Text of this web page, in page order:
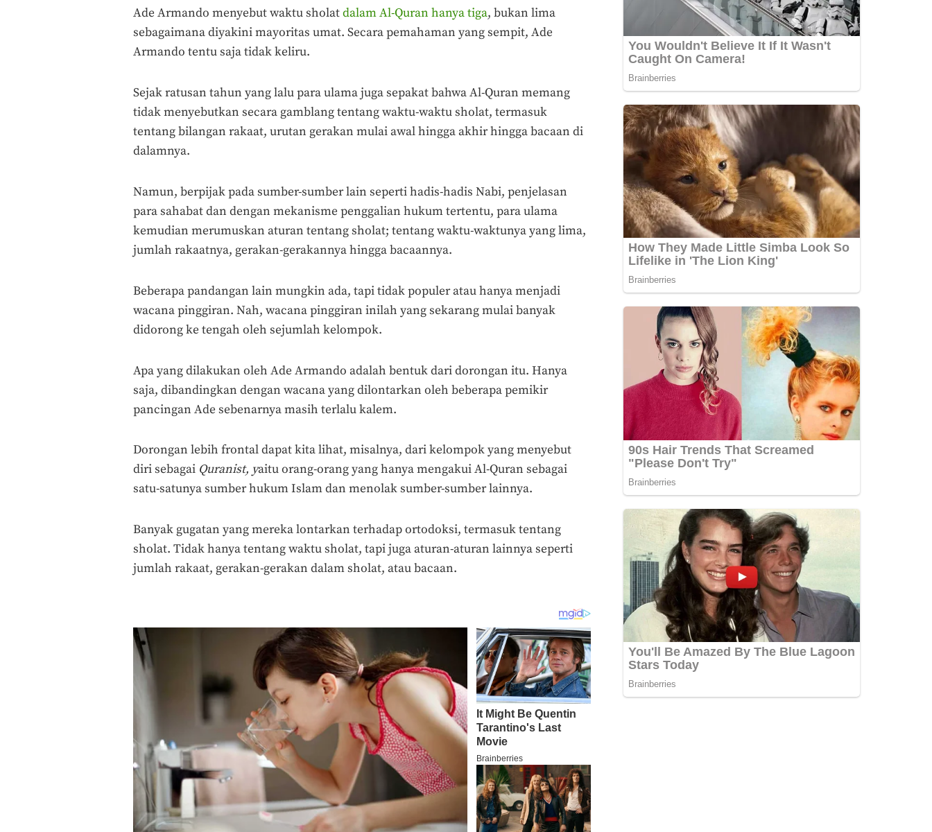
Ade Armando menyebut waktu sholatdalam Al-Quran hanya tiga, bukan lima
sebagaimana diyakini mayoritas umat. Secara pemahaman yang sempit, Ade
Armando tentu saja tidak keliru.
Sejak ratusan tahun yang lalu para ulama juga sepakat bahwa Al-Quran memang
tidak menyebutkan secara gamblang tentang waktu-waktu sholat, termasuk
tentang bilangan rakaat, urutan gerakan mulai awal hingga akhir hingga bacaan di
dalamnya.
Namun, berpijak pada sumber-sumber lain seperti hadis-hadis Nabi, penjelasan
para sahabat dan dengan mekanisme penggalian hukum tertentu, para ulama
kemudian merumuskan aturan tentang sholat; tentang waktu-waktunya yang lima,
jumlah rakaatnya, gerakan-gerakannya hingga bacaannya.
Beberapa pandangan lain mungkin ada, tapi tidak populer atau hanya menjadi
wacana pinggiran. Nah, wacana pinggiran inilah yang sekarang mulai banyak
didorong ke tengah oleh sejumlah kelompok.
Apa yang dilakukan oleh Ade Armando adalah bentuk dari dorongan itu. Hanya
saja, dibandingkan dengan wacana yang dilontarkan oleh beberapa pemikir
pancingan Ade sebenarnya masih terlalu kalem.
Dorongan lebih frontal dapat kita lihat, misalnya, dari kelompok yang menyebut
diri sebagai Quranist, yaitu orang-orang yang hanya mengakui Al-Quran sebagai
satu-satunya sumber hukum Islam dan menolak sumber-sumber lainnya.
Banyak gugatan yang mereka lontarkan terhadap ortodoksi, termasuk tentang
sholat. Tidak hanya tentang waktu sholat, tapi juga aturan-aturan lainnya seperti
jumlah rakaat, gerakan-gerakan dalam sholat, atau bacaan.